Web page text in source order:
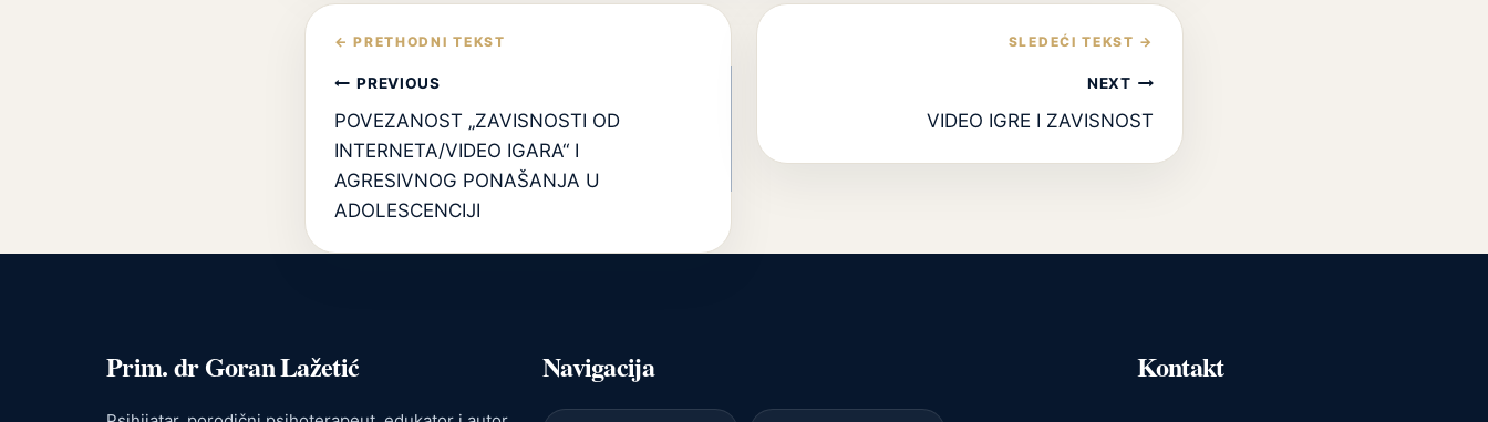
Кретање
чланка
PREVIOUS
POVEZANOST „ZAVISNOSTI OD
INTERNETA/VIDEO IGARA“ I
AGRESIVNOG PONAŠANJA U
ADOLESCENCIJI
NEXT
VIDEO IGRE I ZAVISNOST
Prim. dr Goran Lažetić Navigacija Kontakt